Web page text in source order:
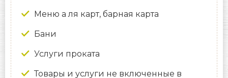
Меню а ля карт, барная карта
Бани
Услуги проката
Товары и услуги не включенные в